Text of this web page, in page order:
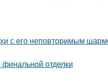
с его неповторимым
отделки